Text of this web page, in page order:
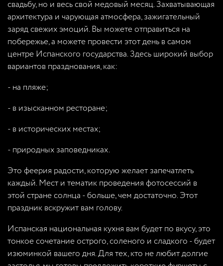
свадьбу, но и весь свой медовый месяц. Захватывающая
архитектура и чарующая атмосфера, зажигательный
заряд свежих эмоций. Вы можете отправиться на
побережье, а можете провести этот день в самом
центре Испанского государства. Здесь широкий выбор
вариантов празднования, как:
- на пляже;
- в изысканном ресторане;
- в исторических местах;
- природных заповедниках.
Это феерия радости, которую желает запечатлеть
каждый. Мест и тематик проведения фотосессий в
этой стране солнца - больше, чем достаточно. Этот
праздник вскружит вам голову.
Испанская национальная кухня вам будет по вкусу, это
тонкое сочетание острого, соленого и сладкого - будет
изюминкой вашего дня. Для тех, кто не любит долгие